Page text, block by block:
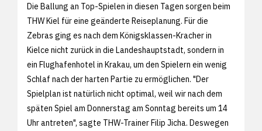
Die Ballung an Top-Spielen in diesen Tagen sorgen beim
THW Kiel für eine geänderte Reiseplanung. Für die
Zebras ging es nach dem Königsklassen-Kracher in
Kielce nicht zurück in die Landeshauptstadt, sondern in
ein Flughafenhotel in Krakau, um den Spielern ein wenig
Schlaf nach der harten Partie zu ermöglichen. "Der
Spielplan ist natürlich nicht optimal, weil wir nach dem
späten Spiel am Donnerstag am Sonntag bereits um 14
Uhr antreten", sagte THW-Trainer Filip Jicha. Deswegen